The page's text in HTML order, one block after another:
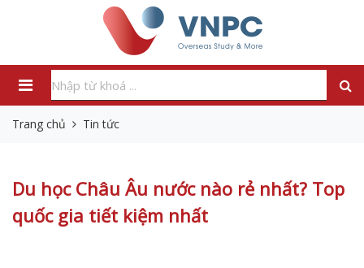
Trang chủ Tin tức
Du học Châu Âu nước nào rẻ nhất? Top
quốc gia tiết kiệm nhất